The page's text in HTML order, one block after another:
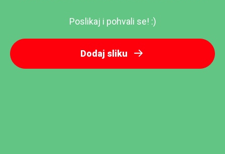
Poslikaj i pohvali se! :)
Dodaj sliku